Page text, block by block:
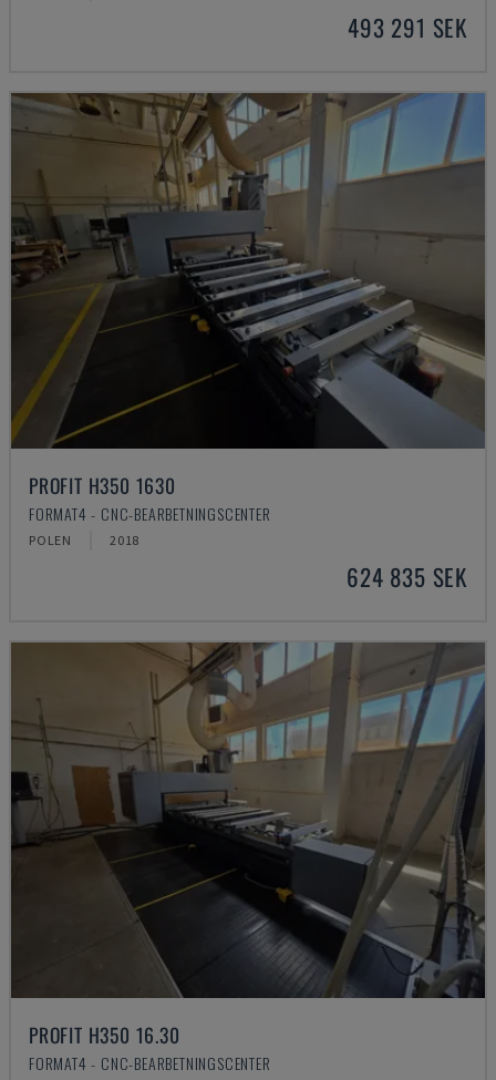
493 291 SEK
PROFIT H350 1630
FORMAT4 - CNC-BEARBETNINGSCENTER
POLEN 2018
624 835 SEK
PROFIT H350 16.30
FORMAT4 - CNC-BEARBETNINGSCENTER